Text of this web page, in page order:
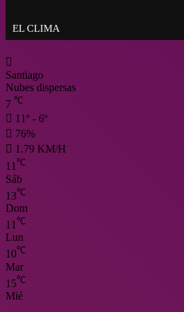
EL CLIMA
Santiago
Nubes dispersas
7 ℃
11º - 6º
76%
1.79 KM/H
11℃
Sáb
13℃
Dom
11 ℃
Lun
10℃
Mar
15℃
Mié